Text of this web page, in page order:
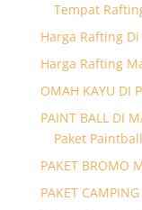
Tempat
Harga Rafting
Harga Rafting
OMAH KAYU DI
PAINT BALL DI
Paket Paintball
PAKET BROMO
PAKET